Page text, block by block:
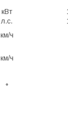
кВт
л.с.
км/ч
км/ч
°